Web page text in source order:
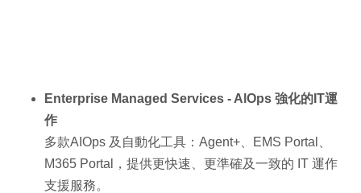
Enterprise Managed Services - AlOps 強化的IT運
作
多款AIOps 及自動化工具：Agent+、EMS Portal、
M365 Portal，提供更快速、更準確及一致的 IT 運作
支援服務。